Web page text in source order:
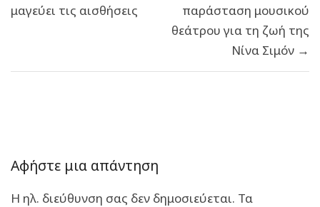
μαγεύει τις αισθήσεις
παράσταση μουσικού
θεάτρου για τη ζωή της
Νίνα Σιμόν →
Αφήστε μια απάντηση
Η ηλ. διεύθυνση σας δεν δημοσιεύεται. Τα